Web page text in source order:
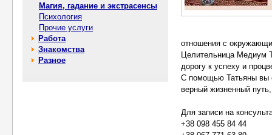
Магия, гадание и экстрасенсы
Психология
Прочие услуги
Работа
Знакомства
Разное
отношения с
Целительница Медиум
дорогу к успеху и
С помощью Татьяны вы
верный жизненный
Для записи на
+38 098 455 84 44